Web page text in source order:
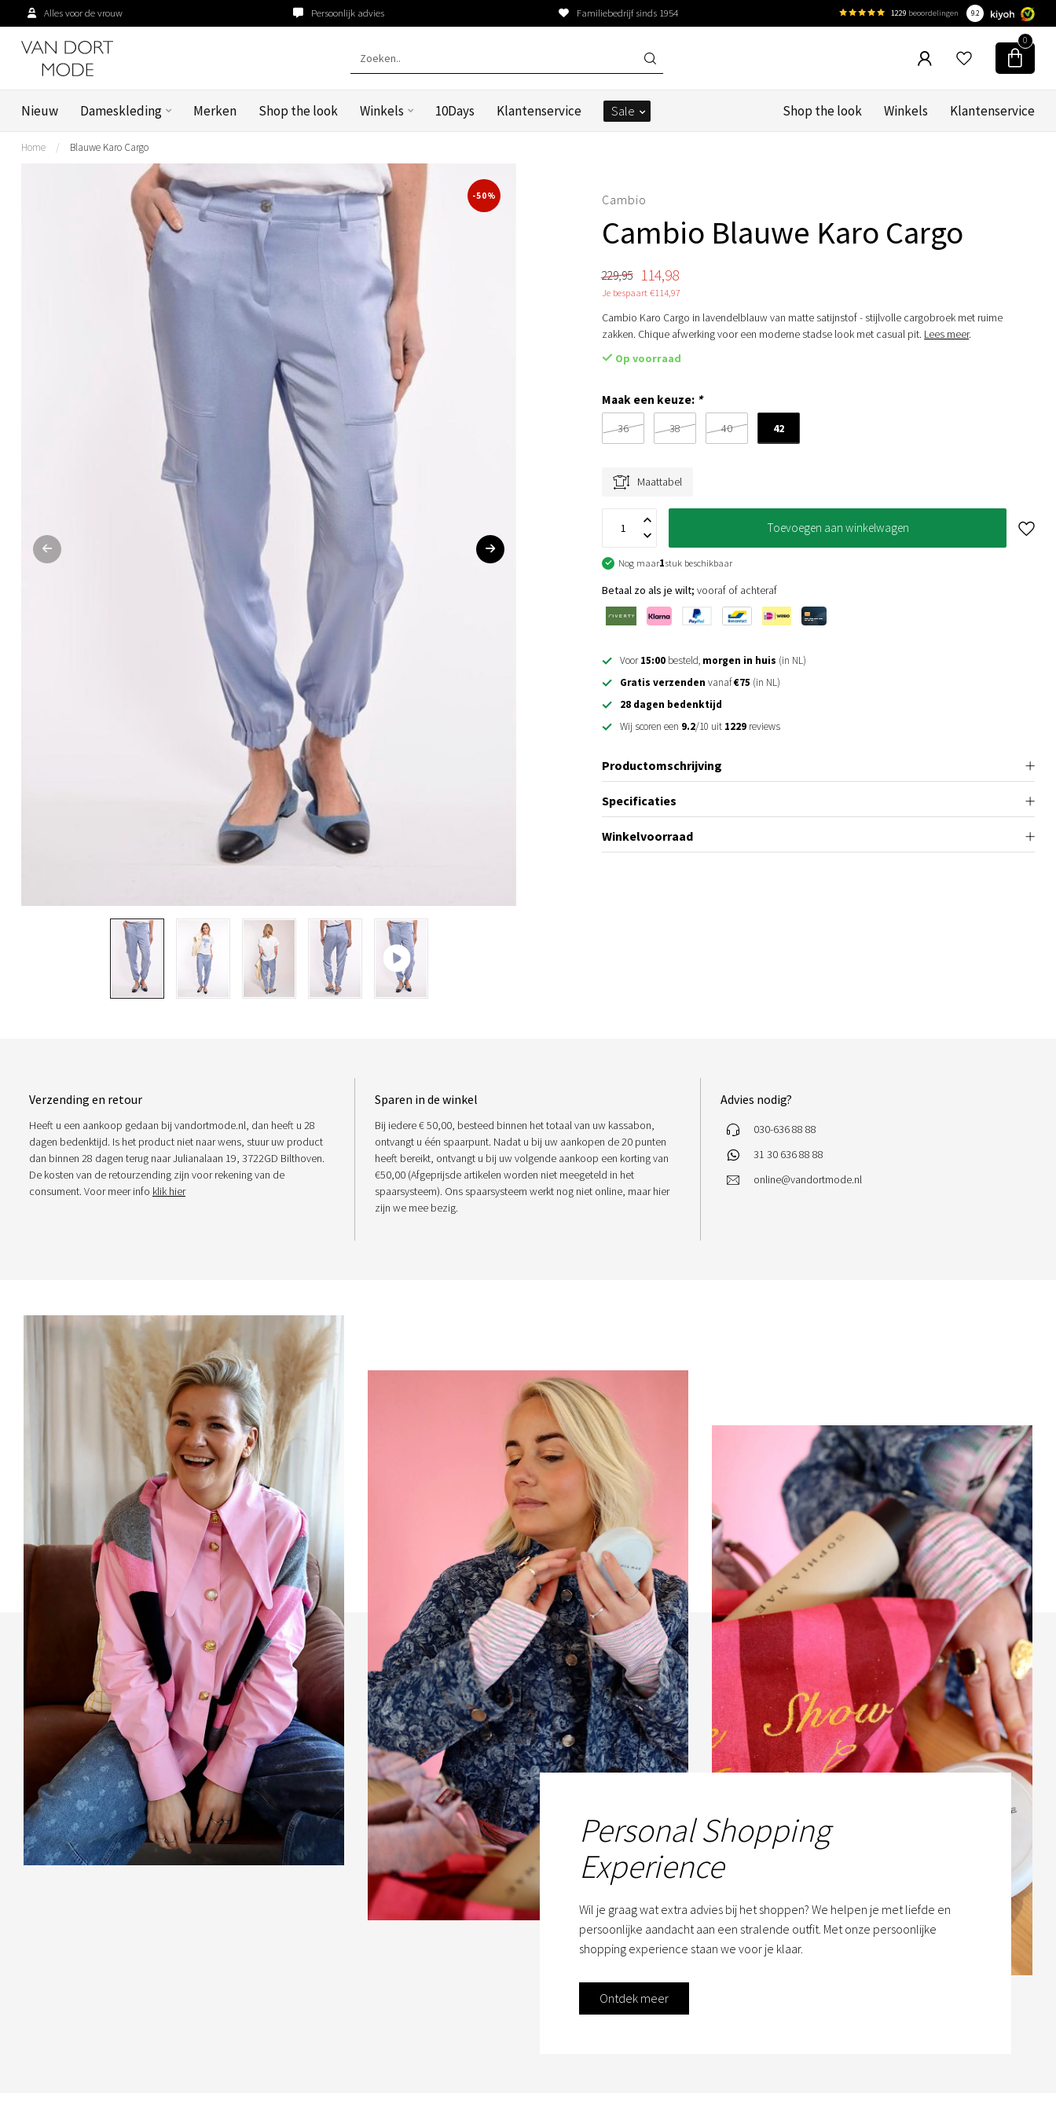
Alles voor de vrouw Persoonlijk advies Familiebedrijf sinds 1954 1229 beoordelingen 9.2
0
Nieuw Dameskleding Merken Shop the look Winkels 10Days Klantenservice Sale Shop the look Winkels Klantenservice
Home / Blauwe Karo Cargo
-50% Cambio
Cambio Blauwe Karo Cargo
229,95 114,98
Je bespaart €114,97
Cambio Karo Cargo in lavendelblauw van matte satijnstof - stijlvolle cargobroek met ruime
zakken. Chique afwerking voor een moderne stadse look met casual pit. Lees meer.
Op voorraad
Maak een keuze: *
36 38 40 42
Maattabel
Toevoegen aan winkelwagen
Nog maar1stuk beschikbaar
Betaal zo als je wilt; vooraf of achteraf
Voor15:00 besteld, morgen in huis (in NL)
Gratis verzenden vanaf€75 (in NL)
28 dagen bedenktijd
Wij scoren een 9.2/10 uit 1229 reviews
Productomschrijving
Specificaties
Winkelvoorraad
Verzending en retour
Heeft u een aankoop gedaan bij vandortmode.nl, dan heeft u 28
dagen bedenktijd. Is het product niet naar wens, stuur uw product
dan binnen 28 dagen terug naar Julianalaan 19, 3722GD Bilthoven.
De kosten van de retourzending zijn voor rekening van de
consument. Voor meer info klik hier
Sparen in de winkel
Bij iedere € 50,00, besteed binnen het totaal van uw kassabon,
ontvangt u één spaarpunt. Nadat u bij uw aankopen de 20 punten
heeft bereikt, ontvangt u bij uw volgende aankoop een korting van
€50,00 (Afgeprijsde artikelen worden niet meegeteld in het
spaarsysteem). Ons spaarsysteem werkt nog niet online, maar hier
zijn we mee bezig.
Advies nodig?
030-636 88 88
31 30 636 88 88
online@vandortmode.nl
Personal Shopping
Experience
Wil je graag wat extra advies bij het shoppen? We helpen je met liefde en
persoonlijke aandacht aan een stralende outfit. Met onze persoonlijke
shopping experience staan we voor je klaar.
Ontdek meer